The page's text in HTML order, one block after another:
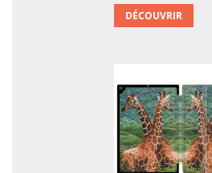
DÉCOUVRIR